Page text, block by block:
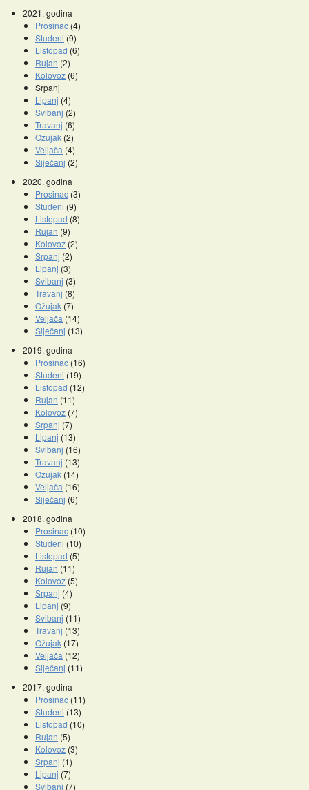
2021. godina
Prosinac (4)
Studeni (9)
Listopad (6)
Rujan (2)
Kolovoz (6)
Srpanj
Lipanj (4)
Svibanj (2)
Travanj (6)
Ožujak (2)
Veljača (4)
Siječanj (2)
2020. godina
Prosinac (3)
Studeni (9)
Listopad (8)
Rujan (9)
Kolovoz (2)
Srpanj (2)
Lipanj (3)
Svibanj (3)
Travanj (8)
Ožujak (7)
Veljača (14)
Siječanj (13)
2019. godina
Prosinac (16)
Studeni (19)
Listopad (12)
Rujan (11)
Kolovoz (7)
Srpanj (7)
Lipanj (13)
Svibanj (16)
Travanj (13)
Ožujak (14)
Veljača (16)
Siječanj (6)
2018. godina
Prosinac (10)
Studeni (10)
Listopad (5)
Rujan (11)
Kolovoz (5)
Srpanj (4)
Lipanj (9)
Svibanj (11)
Travanj (13)
Ožujak (17)
Veljača (12)
Siječanj (11)
2017. godina
Prosinac (11)
Studeni (13)
Listopad (10)
Rujan (5)
Kolovoz (3)
Srpanj (1)
Lipanj (7)
Svibanj (7)